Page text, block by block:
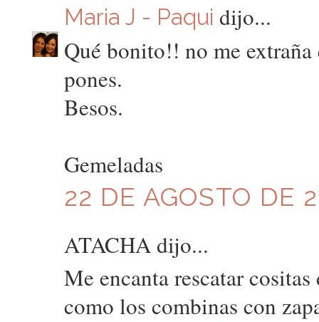
Maria J - Paqui dijo...
Qué bonito!! no me
pones.
Besos.
Gemeladas
22 DE AGOSTO DE
ATACHA dijo...
Me encanta rescatar
como los combinas con